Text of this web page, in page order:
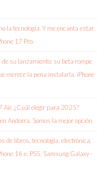
la tecnología. Y me encanta estar
17 Pro.
su lanzamiento: su beta rompe
merece la pena instalarla. iPhone
Air. ¿Cuál elegir para 2025?
Andorra. Somos la mejor opción.
de libros, tecnología, electrónica,
16 e. PS5. Samsung Galaxy ·